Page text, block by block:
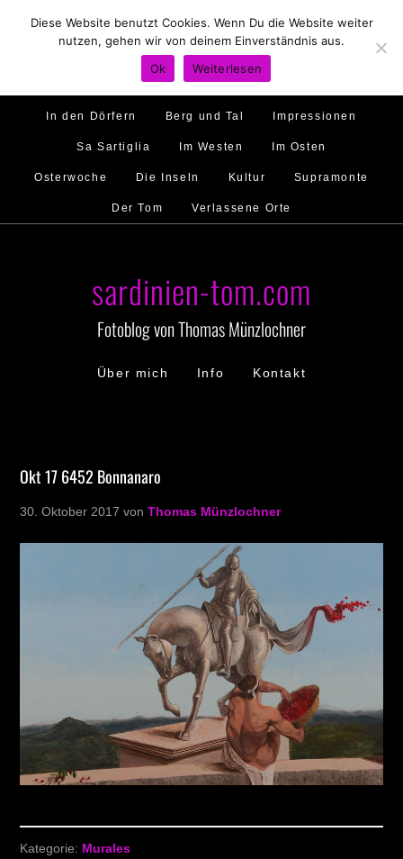
Hirtenland Traumstrände Feste feiern
Golfo di Orosei Im Norden
Murales Ambiente
In den Dörfern Berg und Tal Impressionen
Sa Sartiglia Im Westen Im Osten
Osterwoche Die Inseln Kultur Supramonte
Der Tom Verlassene Orte
sardinien-tom.com
Fotoblog von Thomas Münzlochner
Über mich Info Kontakt
Okt 17 6452 Bonnanaro
30. Oktober 2017 vonThomas Münzlochner
Kategorie: Murales
Diese Website benutzt Cookies. Wenn Du die Website weiter
nutzen, gehen wir von deinem Einverständnis aus.
Ok
Weiterlesen